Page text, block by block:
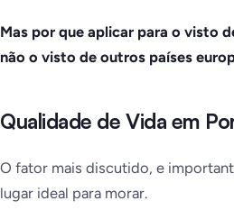
Mas por que aplicar para o visto
não o visto de outros países
Qualidade de Vida em
O fator mais discutido, e
lugar ideal para morar.